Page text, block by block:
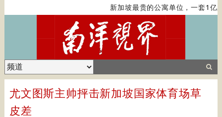
新加坡最贵的公寓单位，一套1亿
尤文图斯主帅抨击新加坡国家体育场草
皮差